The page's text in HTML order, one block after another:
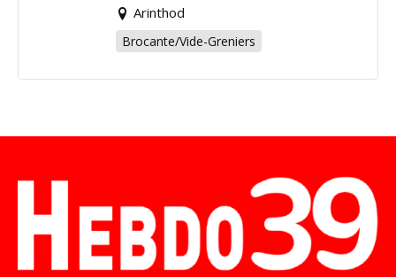
Arinthod
Brocante/Vide-Greniers